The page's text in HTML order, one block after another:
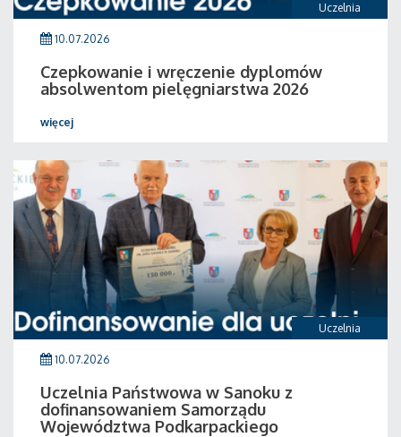
Uczelnia
10.07.2026
Czepkowanie i wręczenie dyplomów
absolwentom pielęgniarstwa 2026
więcej
Uczelnia
10.07.2026
Uczelnia Państwowa w Sanoku z
dofinansowaniem Samorządu
Województwa Podkarpackiego